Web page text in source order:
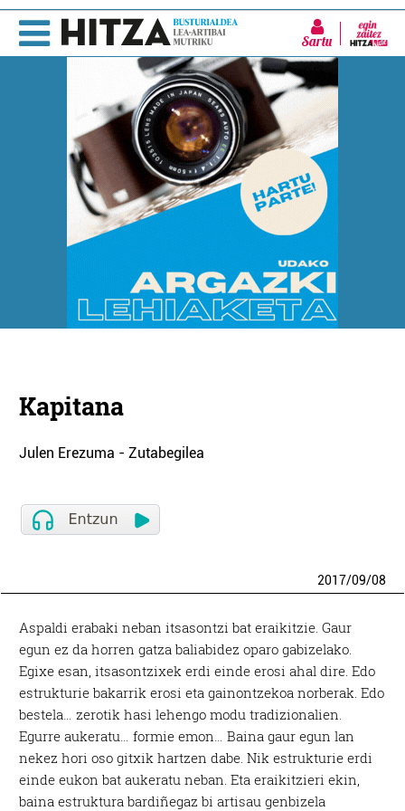
Sartu
Kapitana
Julen Erezuma - Zutabegilea
2017/09/08
Aspaldi erabaki neban itsasontzi bat eraikitzie. Gaur
egun ez da horren gatza baliabidez oparo gabizelako.
Egixe esan, itsasontzixek erdi einde erosi ahal dire. Edo
estrukturie bakarrik erosi eta gainontzekoa norberak. Edo
bestela… zerotik hasi lehengo modu tradizionalien.
Egurre aukeratu… formie emon… Baina gaur egun lan
nekez hori oso gitxik hartzen dabe. Nik estrukturie erdi
einde eukon bat aukeratu neban. Eta eraikitzieri ekin,
baina estruktura bardiñegaz bi artisau genbizela